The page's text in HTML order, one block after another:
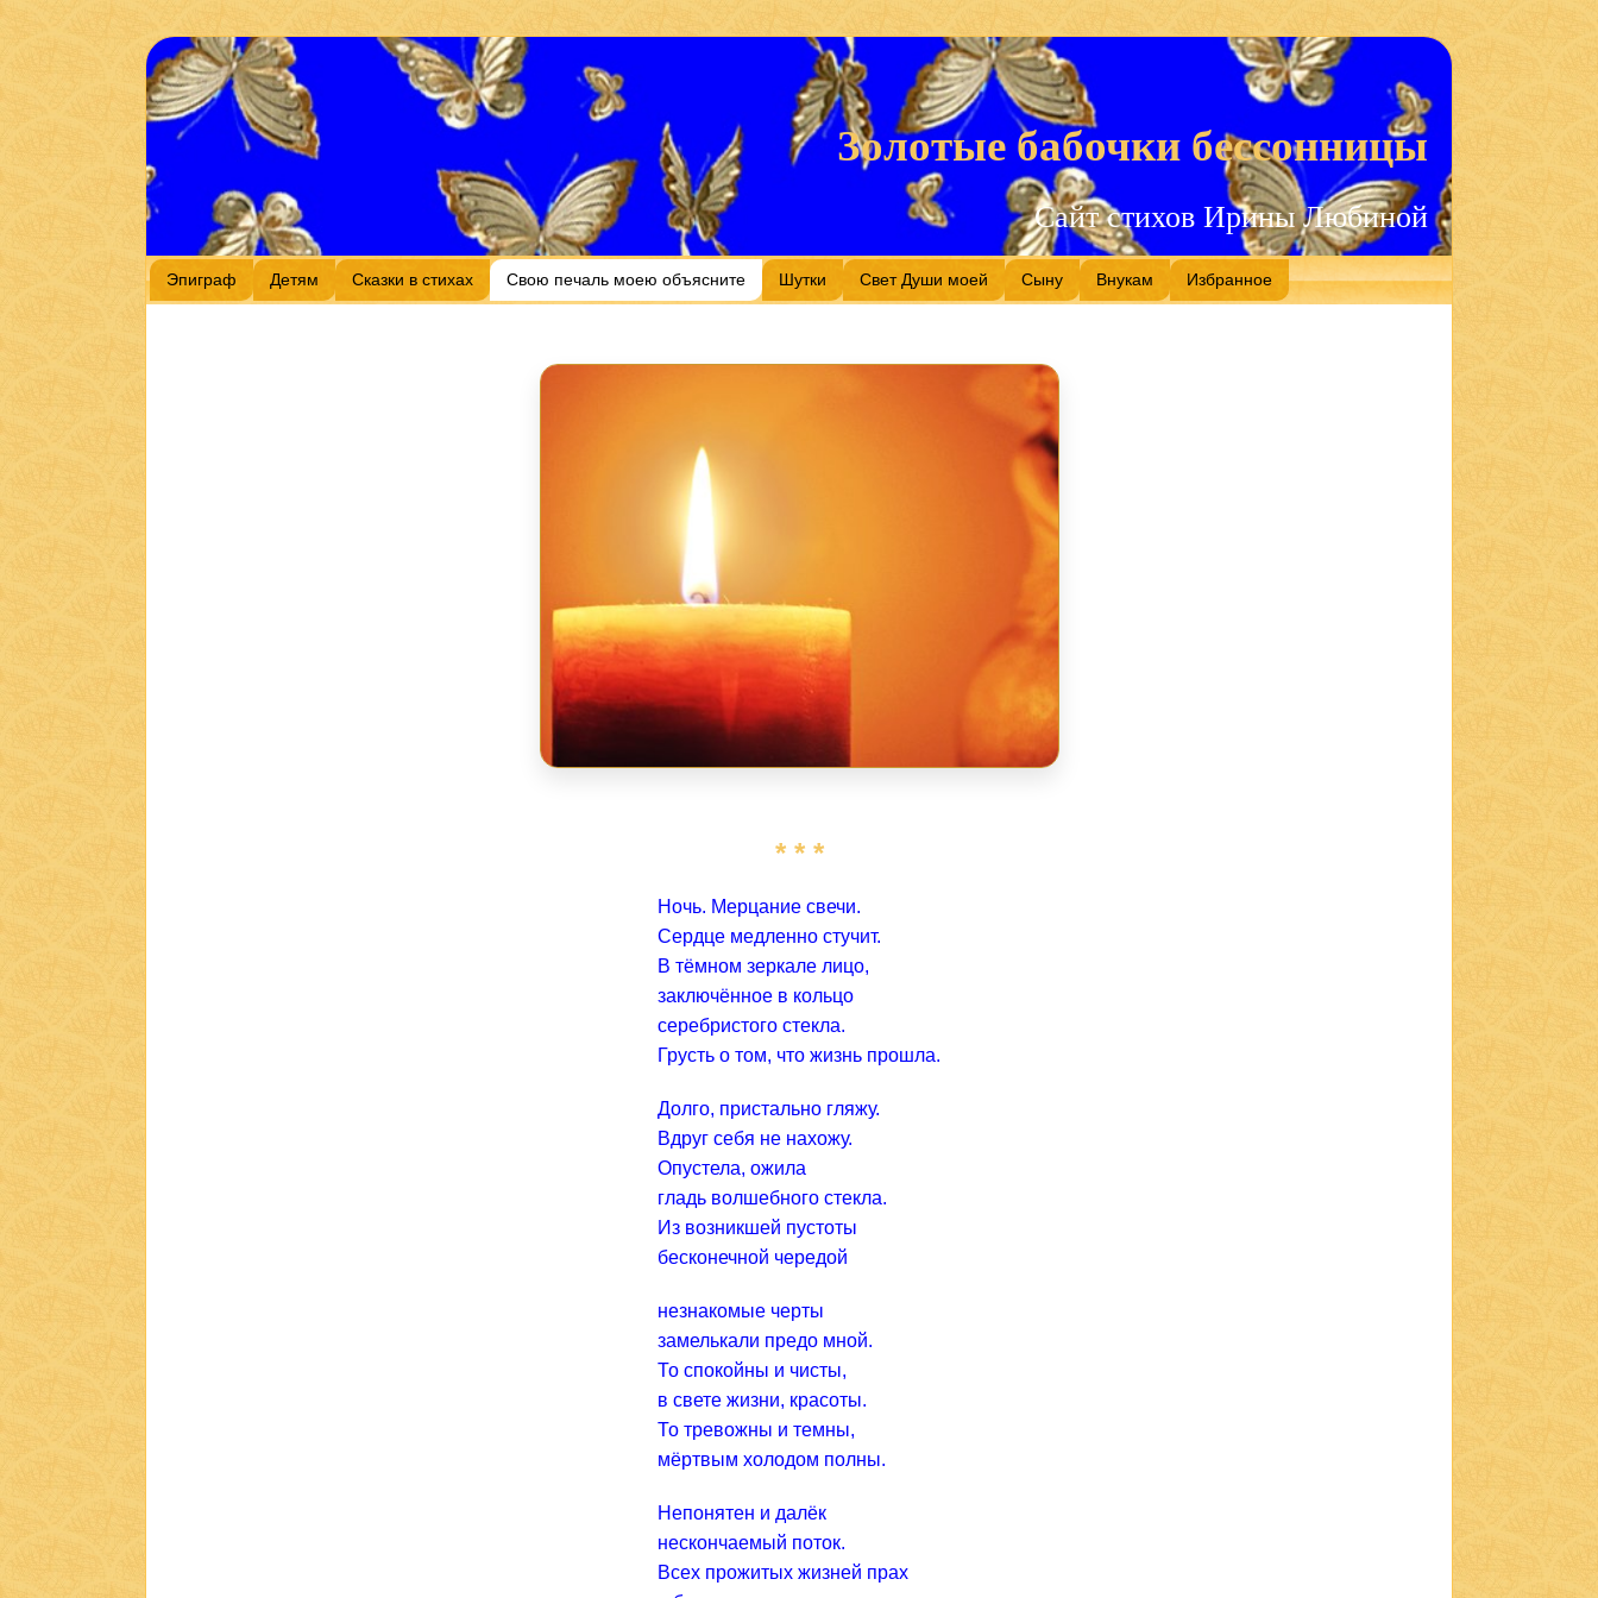
Золотые бабочки бессонницы
Сайт стихов Ирины Любиной
Эпиграф Детям Сказки в стихах Свою печаль моею объясните Шутки Свет Души моей Сыну Внукам Избранное
* * *
Ночь. Мерцание свечи.
Сердце медленно стучит.
В тёмном зеркале лицо,
заключённое в кольцо
серебристого стекла.
Грусть о том, что жизнь прошла.
Долго, пристально гляжу.
Вдруг себя не нахожу.
Опустела, ожила
гладь волшебного стекла.
Из возникшей пустоты
бесконечной чередой
незнакомые черты
замелькали предо мной.
То спокойны и чисты,
в свете жизни, красоты.
То тревожны и темны,
мёртвым холодом полны.
Непонятен и далёк
нескончаемый поток.
Всех прожитых жизней прах